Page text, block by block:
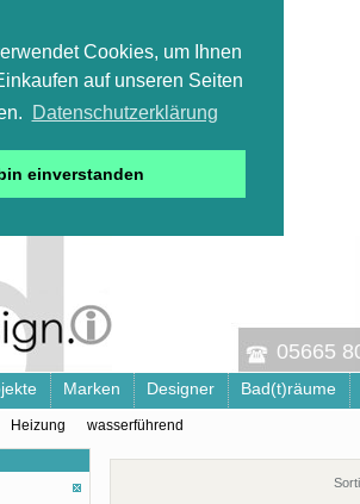
Cookies, um Ihnen
auf unseren Seiten
Datenschutzerklärung
einverstanden
05665
Marken Designer Bad(t)räume
Heizung wasserführend